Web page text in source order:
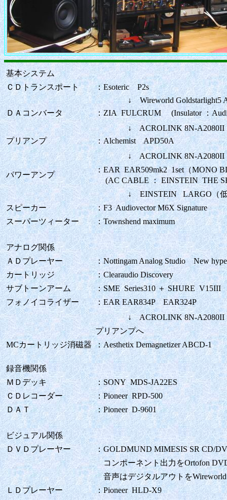
基本システム
ＣＤトランスポート
：Esoteric P2s
↓ Wireworld Goldstarlight5
ＤＡコンバータ
：ZIA FULCRUM (Insulator ：
↓ ACROLINK 8N-A2080II
プリアンプ
：Alchemist APD50A
↓ ACROLINK 8N-A2080II
パワーアンプ
：EAR EAR509mk2 1set（MONO
(AC CABLE ： EINSTEIN THE
↓ EINSTEIN LARGO（低域）
スピーカー
：F3 Audiovector M6X Signature
スーパーツィーター
：Townshend maximum
アナログ関係
ＡＤプレーヤー
：Nottingam Analog Studio New
カートリッジ
：Clearaudio Discovery
サブトーンアーム
：SME Series310 ＋ SHURE V15III
フォノイコライザー
：EAR EAR834P EAR324P
↓ ACROLINK 8N-A2080II
プリアンプへ
MCカートリッジ消磁器 ：Aesthetix Demagnetizer ABCD-1
録音機関係
ＭＤデッキ
：SONY MDS-JA22ES
ＣＤレコーダー
：Pioneer RPD-500
ＤＡＴ
：Pioneer D-9601
ビジュアル関係
ＤＶＤプレーヤー
：GOLDMUND MIMESIS SR CD/
コンポーネント出力をOrtofon
音声はデジタルアウトをWireworld
ＬＤプレーヤー
：Pioneer HLD-X9